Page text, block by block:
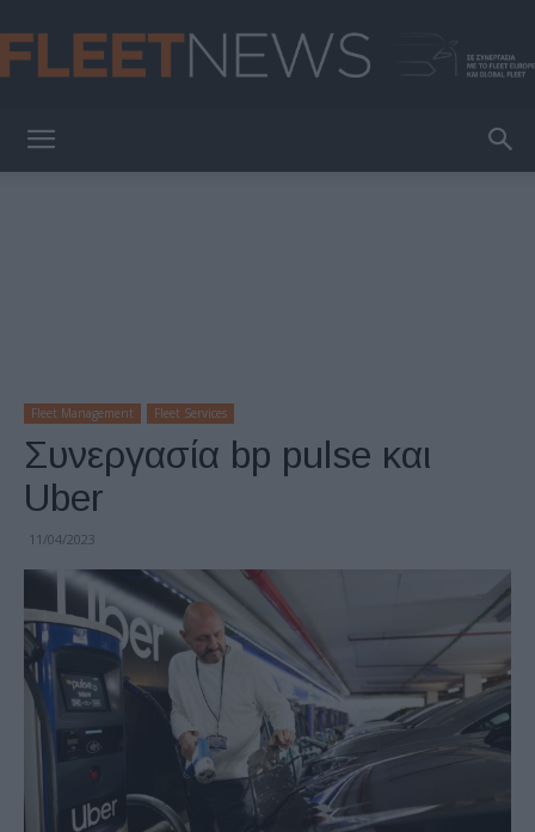
Fleet Management Fleet Services
Συνεργασία bp pulse και
Uber
11/04/2023